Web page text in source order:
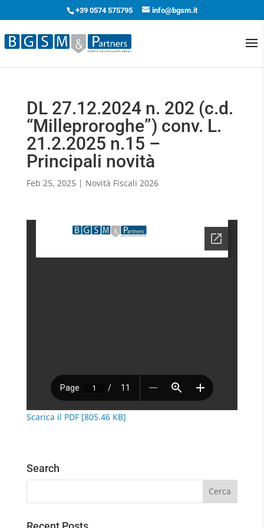
+39 0574 575795 info@bgsm.it
DL 27.12.2024 n. 202 (c.d.
“Milleproroghe”) conv. L.
21.2.2025 n.15 –
Principali novità
Feb 25, 2025| Novità Fiscali 2026
Scarica il PDF [805.46 KB]
Search